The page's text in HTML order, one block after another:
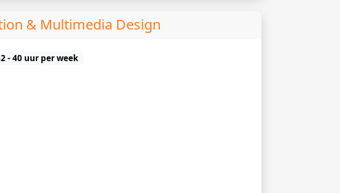
& Multimedia Design
- 40 uur per week